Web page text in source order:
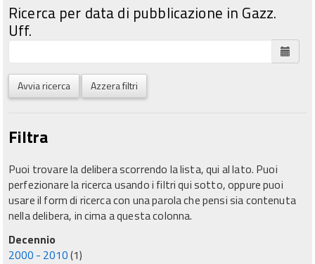
Ricerca per data di pubblicazione in Gazz.
Uff.
Avvia ricerca Azzera filtri
Filtra
Puoi trovare la delibera scorrendo la lista, qui al lato. Puoi
perfezionare la ricerca usando i filtri qui sotto, oppure puoi
usare il form di ricerca con una parola che pensi sia contenuta
nella delibera, in cima a questa colonna.
Decennio
2000 - 2010(1)